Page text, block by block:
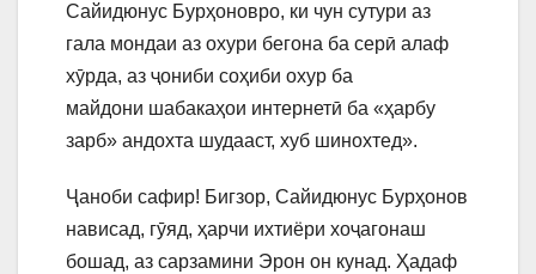
Сайидюнус Бурҳоновро, ки чун сутури аз
гала мондаи аз охури бегона ба серӣ алаф
хӯрда, аз ҷониби соҳиби охур ба
майдони шабакаҳои интернетӣ ба «ҳарбу
зарб» андохта шудааст, хуб шинохтед».
Ҷаноби сафир! Бигзор, Сайидюнус Бурҳонов
нависад, гӯяд, ҳарчи ихтиёри хоҷагонаш
бошад, аз сарзамини Эрон он кунад. Ҳадаф